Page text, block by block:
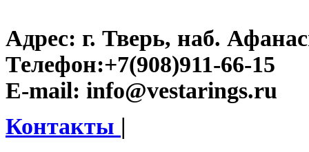
Адрес: г. Тверь, наб.
Телефон:+7(908)911-66-15
E-mail: info@vestarings.ru
Контакты |